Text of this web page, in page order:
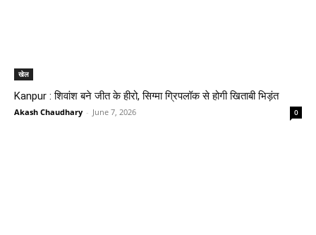
खेल
Kanpur : शिवांश बने जीत के हीरो, सिग्मा ग्रिपलॉक से होगी खिताबी भिड़ंत
Akash Chaudhary - June 7, 2026 0